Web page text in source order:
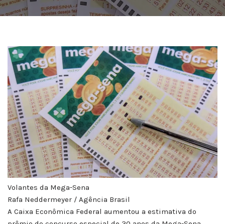
Volantes da Mega-Sena
Rafa Neddermeyer / Agência Brasil
A Caixa Econômica Federal aumentou a estimativa do